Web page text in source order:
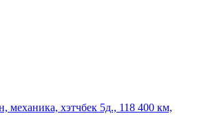
механика, хэтчбек 5д., 118 400 км,